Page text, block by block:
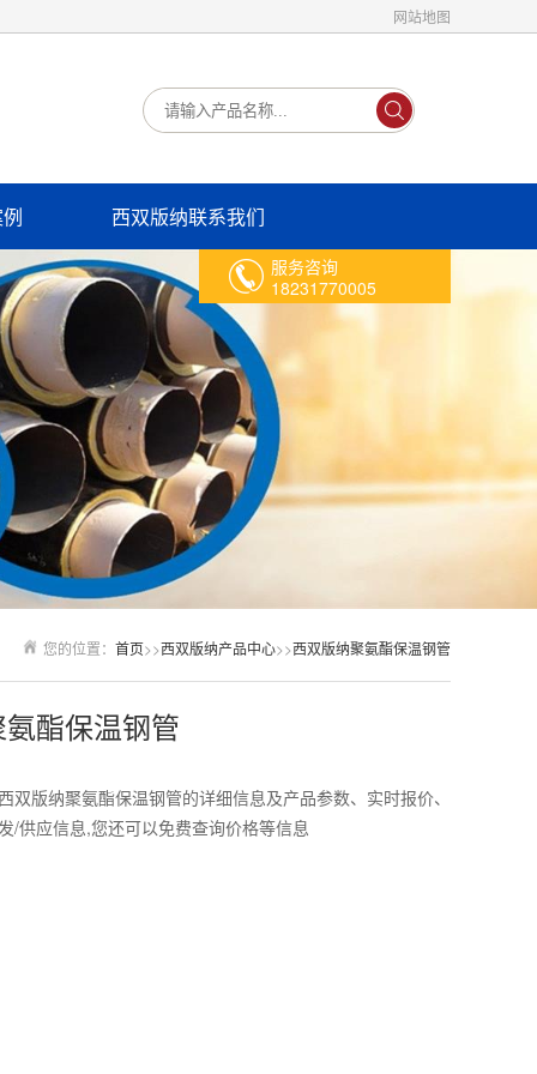
网站地图
西双版纳联系我们
服务咨询
18231770005
您的位置： 首页>>西双版纳产品中心>>西双版纳聚氨酯保温钢管
酯保温钢管
双版纳聚氨酯保温钢管的详细信息及产品参数、实时报价、
/供应信息,您还可以免费查询价格等信息